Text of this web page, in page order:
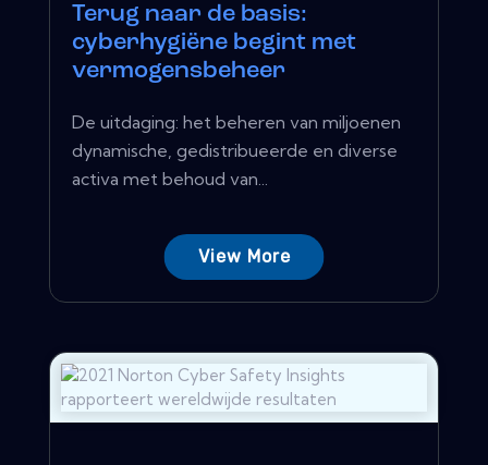
Terug naar de basis:
cyberhygiëne begint met
vermogensbeheer
De uitdaging: het beheren van miljoenen
dynamische, gedistribueerde en diverse
activa met behoud van...
View More